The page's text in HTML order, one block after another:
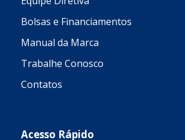
Bolsas e Financiamentos
Manual da Marca
Trabalhe Conosco
Contatos
Acesso Rápido